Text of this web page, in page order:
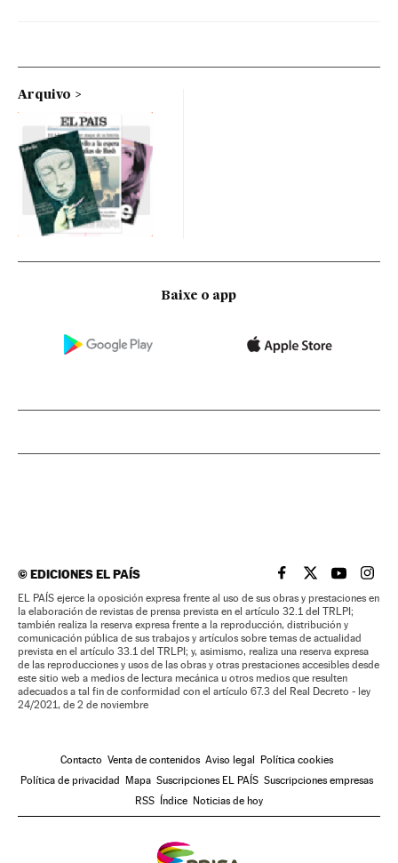
Arquivo
Baixe o app
©EDICIONES EL PAÍS EL PAÍS BRASIL EN
EL PAÍSEL PAÍS
EL
EL PAÍS ejerce la oposición expresa frente al uso de sus obras y prestaciones en
la elaboración de revistas de prensa prevista en el artículo 32.1 del TRLPI;
también realiza la reserva expresa frente a la reproducción, distribución y
comunicación pública de sus trabajos y artículos sobre temas de actualidad
prevista en el artículo 33.1 del TRLPI; y, asimismo, realiza una reserva expresa
de las reproducciones y usos de las obras y otras prestaciones accesibles desde
este sitio web a medios de lectura mecánica u otros medios que resulten
adecuados a tal fin de conformidad con el artículo 67.3 del Real Decreto - ley
24/2021, de 2 de noviembre
Contacto Venta de contenidos Aviso legal
Política cookies
Política de privacidad
Mapa Suscripciones EL PAÍS Suscripciones empresas
RSS
Índice Noticias de hoy